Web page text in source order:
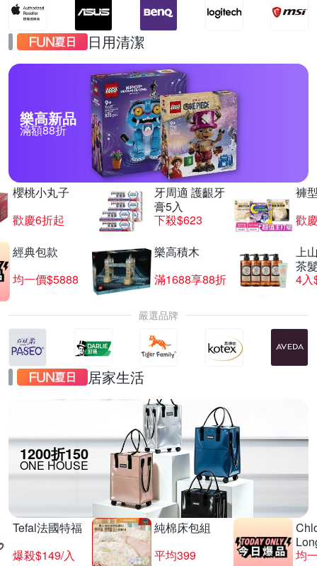
日用清潔
樂高新品
滿額88折
櫻桃小丸子
歡慶6折起
牙周適 護齦牙
膏5入
下殺$623
褲
歡
經典包款
均一價$5888
樂高積木
滿1688享88折
上
茶
4入
嚴選品牌
居家生活
1200折150
ONE HOUSE
Tefal法國特福
爆殺$149/入
純棉床包組
平均399
均